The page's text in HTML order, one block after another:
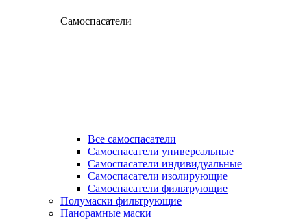
Самоспасатели
Все самоспасатели
Самоспасатели универсальные
Самоспасатели индивидуальные
Самоспасатели изолирующие
Самоспасатели фильтрующие
Полумаски фильтрующие
Панорамные маски